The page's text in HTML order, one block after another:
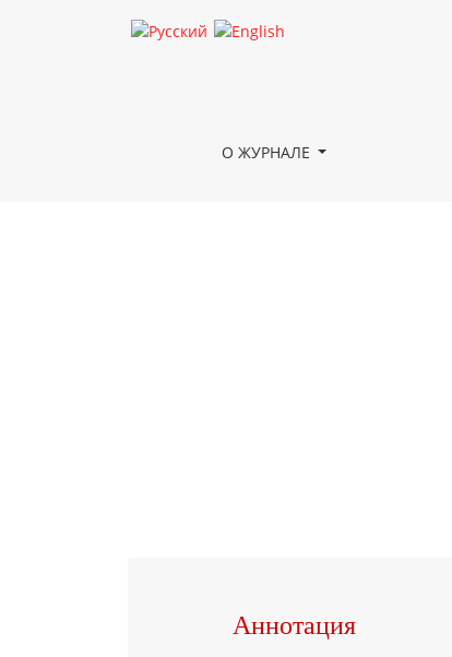
Тема Индии в творчестве Семена Чуйкова
О ЖУРНАЛЕ
Аннотация